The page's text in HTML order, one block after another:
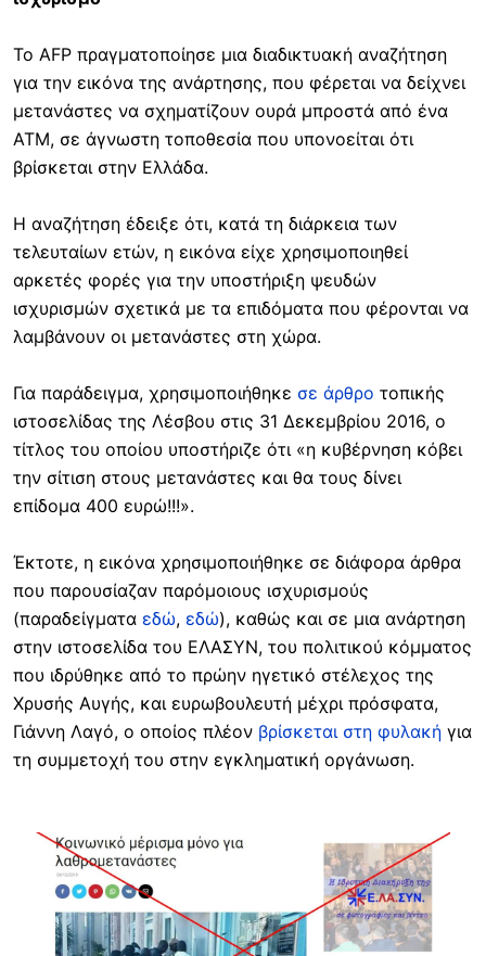
Το AFP πραγματοποίησε μια διαδικτυακή αναζήτηση
για την εικόνα της ανάρτησης, που φέρεται να δείχνει
μετανάστες να σχηματίζουν ουρά μπροστά από ένα
ΑΤΜ, σε άγνωστη τοποθεσία που υπονοείται ότι
βρίσκεται στην Ελλάδα.
Η αναζήτηση έδειξε ότι, κατά τη διάρκεια των
τελευταίων ετών, η εικόνα είχε χρησιμοποιηθεί
αρκετές φορές για την υποστήριξη ψευδών
ισχυρισμών σχετικά με τα επιδόματα που φέρονται να
λαμβάνουν οι μετανάστες στη χώρα.
Για παράδειγμα, χρησιμοποιήθηκε σε άρθρο τοπικής
ιστοσελίδας της Λέσβου στις 31 Δεκεμβρίου 2016, ο
τίτλος του οποίου υποστήριζε ότι «η κυβέρνηση κόβει
την σίτιση στους μετανάστες και θα τους δίνει
επίδομα 400 ευρώ!!!».
Έκτοτε, η εικόνα χρησιμοποιήθηκε σε διάφορα άρθρα
που παρουσίαζαν παρόμοιους ισχυρισμούς
(παραδείγματα εδώ, εδώ), καθώς και σε μια ανάρτηση
στην ιστοσελίδα του ΕΛΑΣΥΝ, του πολιτικού κόμματος
που ιδρύθηκε από το πρώην ηγετικό στέλεχος της
Χρυσής Αυγής, και ευρωβουλευτή μέχρι πρόσφατα,
Γιάννη Λαγό, ο οποίος πλέον βρίσκεται στη φυλακή για
τη συμμετοχή του στην εγκληματική οργάνωση.
Image